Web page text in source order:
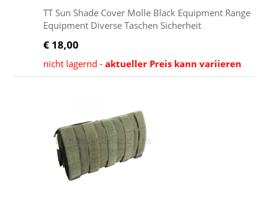
TT Sun Shade Cover Molle Black Equipment Range
Equipment Diverse Taschen Sicherheit
€ 18,00
nicht lagernd -aktueller Preis kann variieren